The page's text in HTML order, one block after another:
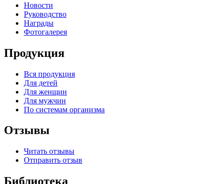
Новости
Руководство
Награды
Фотогалерея
Продукция
Вся продукция
Для детей
Для женщин
Для мужчин
По системам организма
Отзывы
Читать отзывы
Отправить отзыв
Библиотека